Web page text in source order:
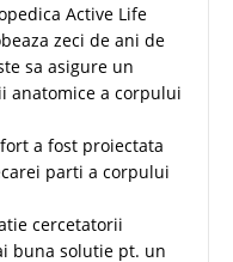
Active Life
zeci de ani de
sa asigure un
anatomice a corpului
a fost proiectata
parti a corpului
cercetatorii
buna solutie pt. un